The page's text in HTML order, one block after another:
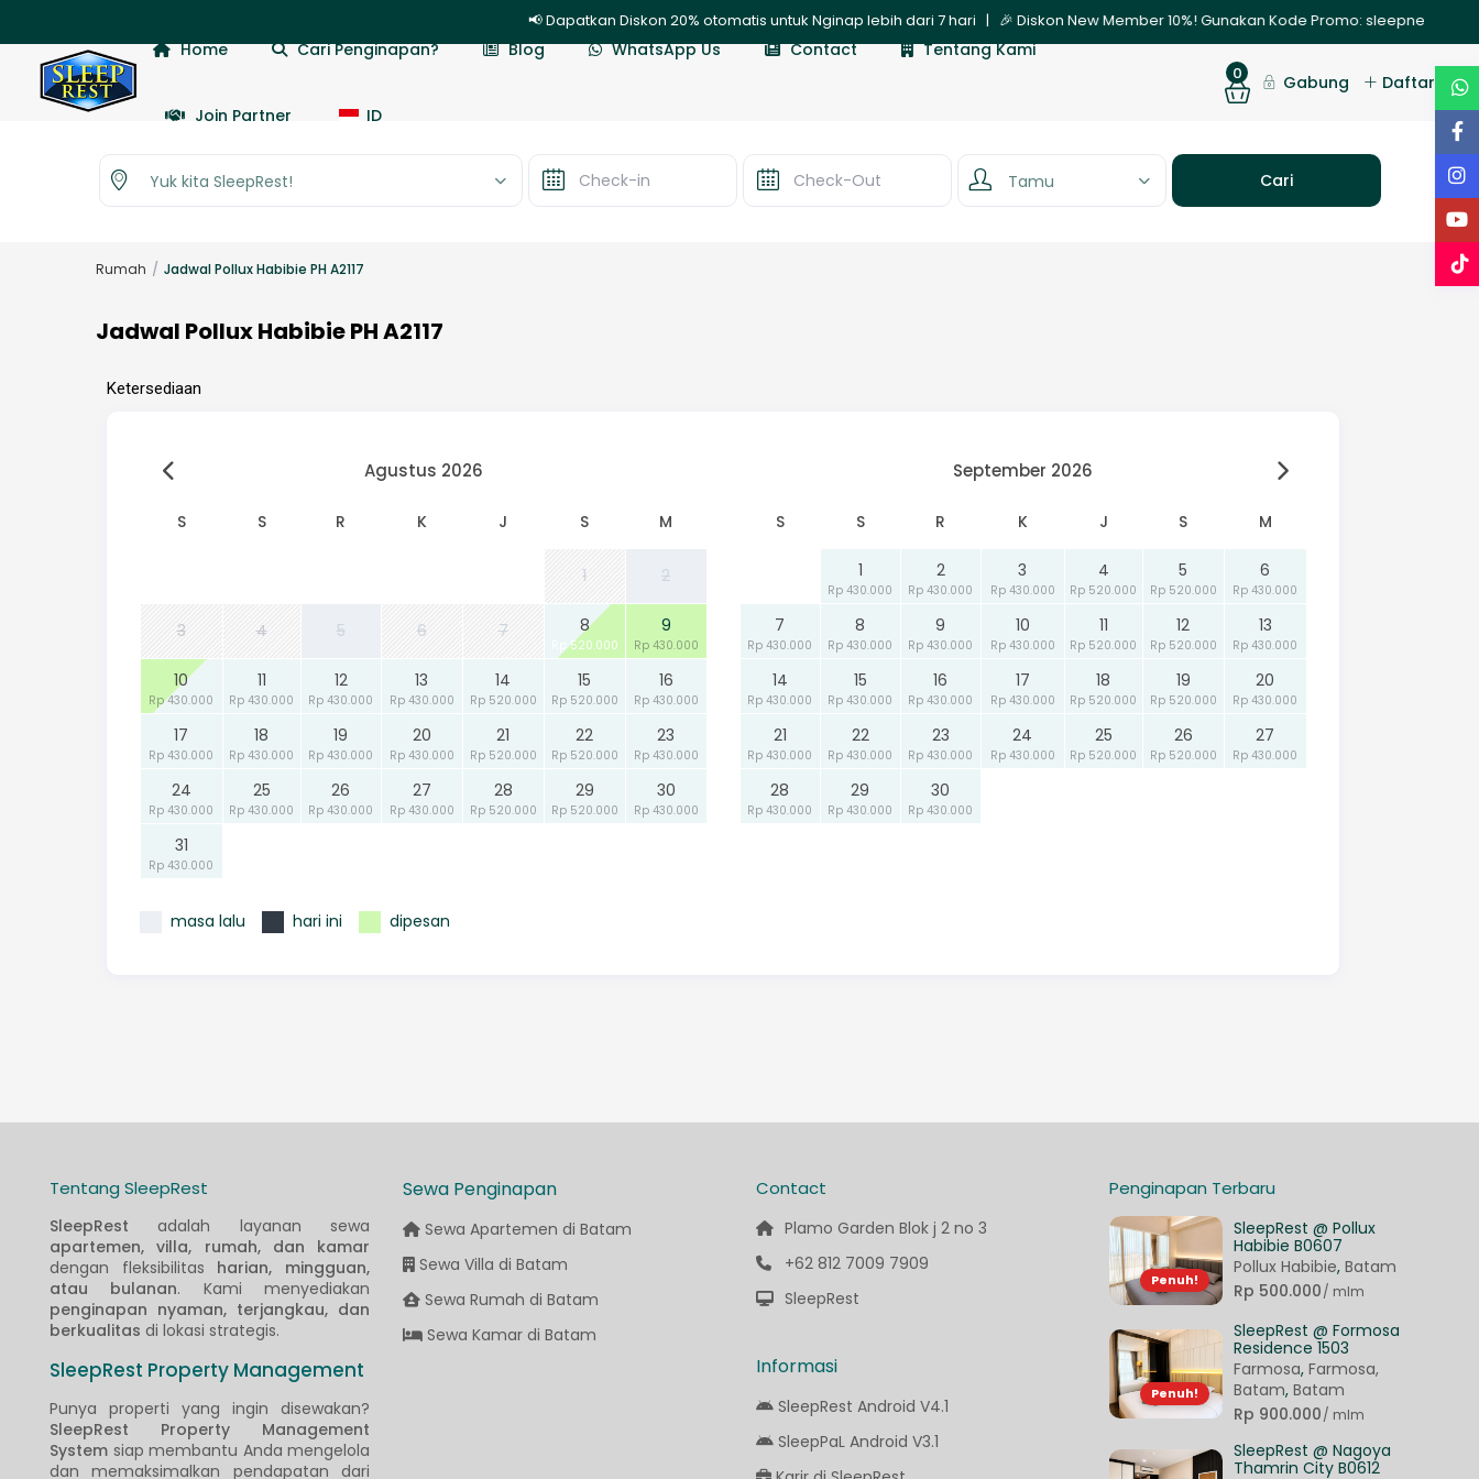
📢 Dapatkan Diskon 20% otomatis untuk Nginap lebih dari 7 hari | 🎉 Diskon New Member 10%! Gunakan Kode Promo: sleepnew |
Home Cari Penginapan? Blog WhatsApp Us Contact Tentang Kami
Join Partner ID
0 Gabung Daftar
Yuk kita SleepRest! Tamu
Rumah Jadwal Pollux Habibie PH A2117
Jadwal Pollux Habibie PH A2117
Ketersediaan
Agustus 2026
S S R K J S M
1 2
3 4 5 6 7 8
Rp 520.000
9
Rp 430.000
10
Rp 430.000
11
Rp 430.000
12
Rp 430.000
13
Rp 430.000
14
Rp 520.000
15
Rp 520.000
16
Rp 430.000
17
Rp 430.000
18
Rp 430.000
19
Rp 430.000
20
Rp 430.000
21
Rp 520.000
22
Rp 520.000
23
Rp 430.000
24
Rp 430.000
25
Rp 430.000
26
Rp 430.000
27
Rp 430.000
28
Rp 520.000
29
Rp 520.000
30
Rp 430.000
31
Rp 430.000
September 2026
S S R K J S M
1
Rp 430.000
2
Rp 430.000
3
Rp 430.000
4
Rp 520.000
5
Rp 520.000
6
Rp 430.000
7
Rp 430.000
8
Rp 430.000
9
Rp 430.000
10
Rp 430.000
11
Rp 520.000
12
Rp 520.000
13
Rp 430.000
14
Rp 430.000
15
Rp 430.000
16
Rp 430.000
17
Rp 430.000
18
Rp 520.000
19
Rp 520.000
20
Rp 430.000
21
Rp 430.000
22
Rp 430.000
23
Rp 430.000
24
Rp 430.000
25
Rp 520.000
26
Rp 520.000
27
Rp 430.000
28
Rp 430.000
29
Rp 430.000
30
Rp 430.000
masa lalu hari ini dipesan
Tentang SleepRest
SleepRest adalah layanan sewa
apartemen, villa, rumah, dan kamar
dengan fleksibilitas harian, mingguan,
atau bulanan. Kami menyediakan
penginapan nyaman, terjangkau, dan
berkualitas di lokasi strategis.
SleepRest Property Management
Punya properti yang ingin disewakan?
SleepRest Property Management
System siap membantu Anda mengelola
dan memaksimalkan pendapatan dari
Sewa Penginapan
Sewa Apartemen di Batam
Sewa Villa di Batam
Sewa Rumah di Batam
Sewa Kamar di Batam
Contact
Plamo Garden Blok j 2 no 3
+62 812 7009 7909
SleepRest
Informasi
SleepRest Android V4.1
SleepPaL Android V3.1
Penginapan Terbaru
Penuh!
SleepRest @ Pollux
Habibie B0607
Pollux Habibie,Batam
Rp 500.000/ mlm
Penuh!
SleepRest @ Formosa
Residence 1503
Farmosa,Farmosa,
Batam,Batam
Rp 900.000/ mlm
SleepRest @ Nagoya
Thamrin City B0612